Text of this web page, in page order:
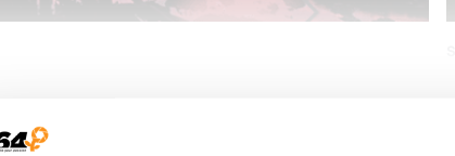
foto de 35 mm: 28 mm) face ca incadrarea intregii scene in
(echivalenta cu o camera foto de 35 mm: 14 mm) asigura o
chiar mai mult decat puteti surprinde dvs. la o prima privire. Acum
cand calatoriti sau sa incadrati mai multe intr-o fotografie de